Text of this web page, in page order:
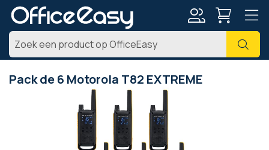
Zoek
Pack de 6 Motorola T82 EXTREME